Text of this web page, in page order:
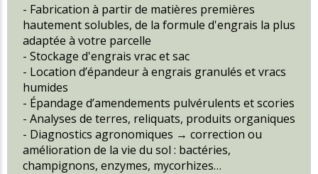
- Fabrication à partir de matières premières
hautement solubles, de la formule d'engrais la plus
adaptée à votre parcelle
- Stockage d'engrais vrac et sac
- Location d’épandeur à engrais granulés et vracs
humides
- Épandage d’amendements pulvérulents et scories
- Analyses de terres, reliquats, produits organiques
- Diagnostics agronomiques → correction ou
amélioration de la vie du sol : bactéries,
champignons, enzymes, mycorhizes…